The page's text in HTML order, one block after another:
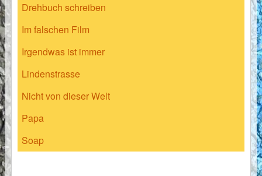
Drehbuch schreiben
Im falschen Film
Irgendwas ist immer
Lindenstrasse
Nicht von dieser Welt
Papa
Soap